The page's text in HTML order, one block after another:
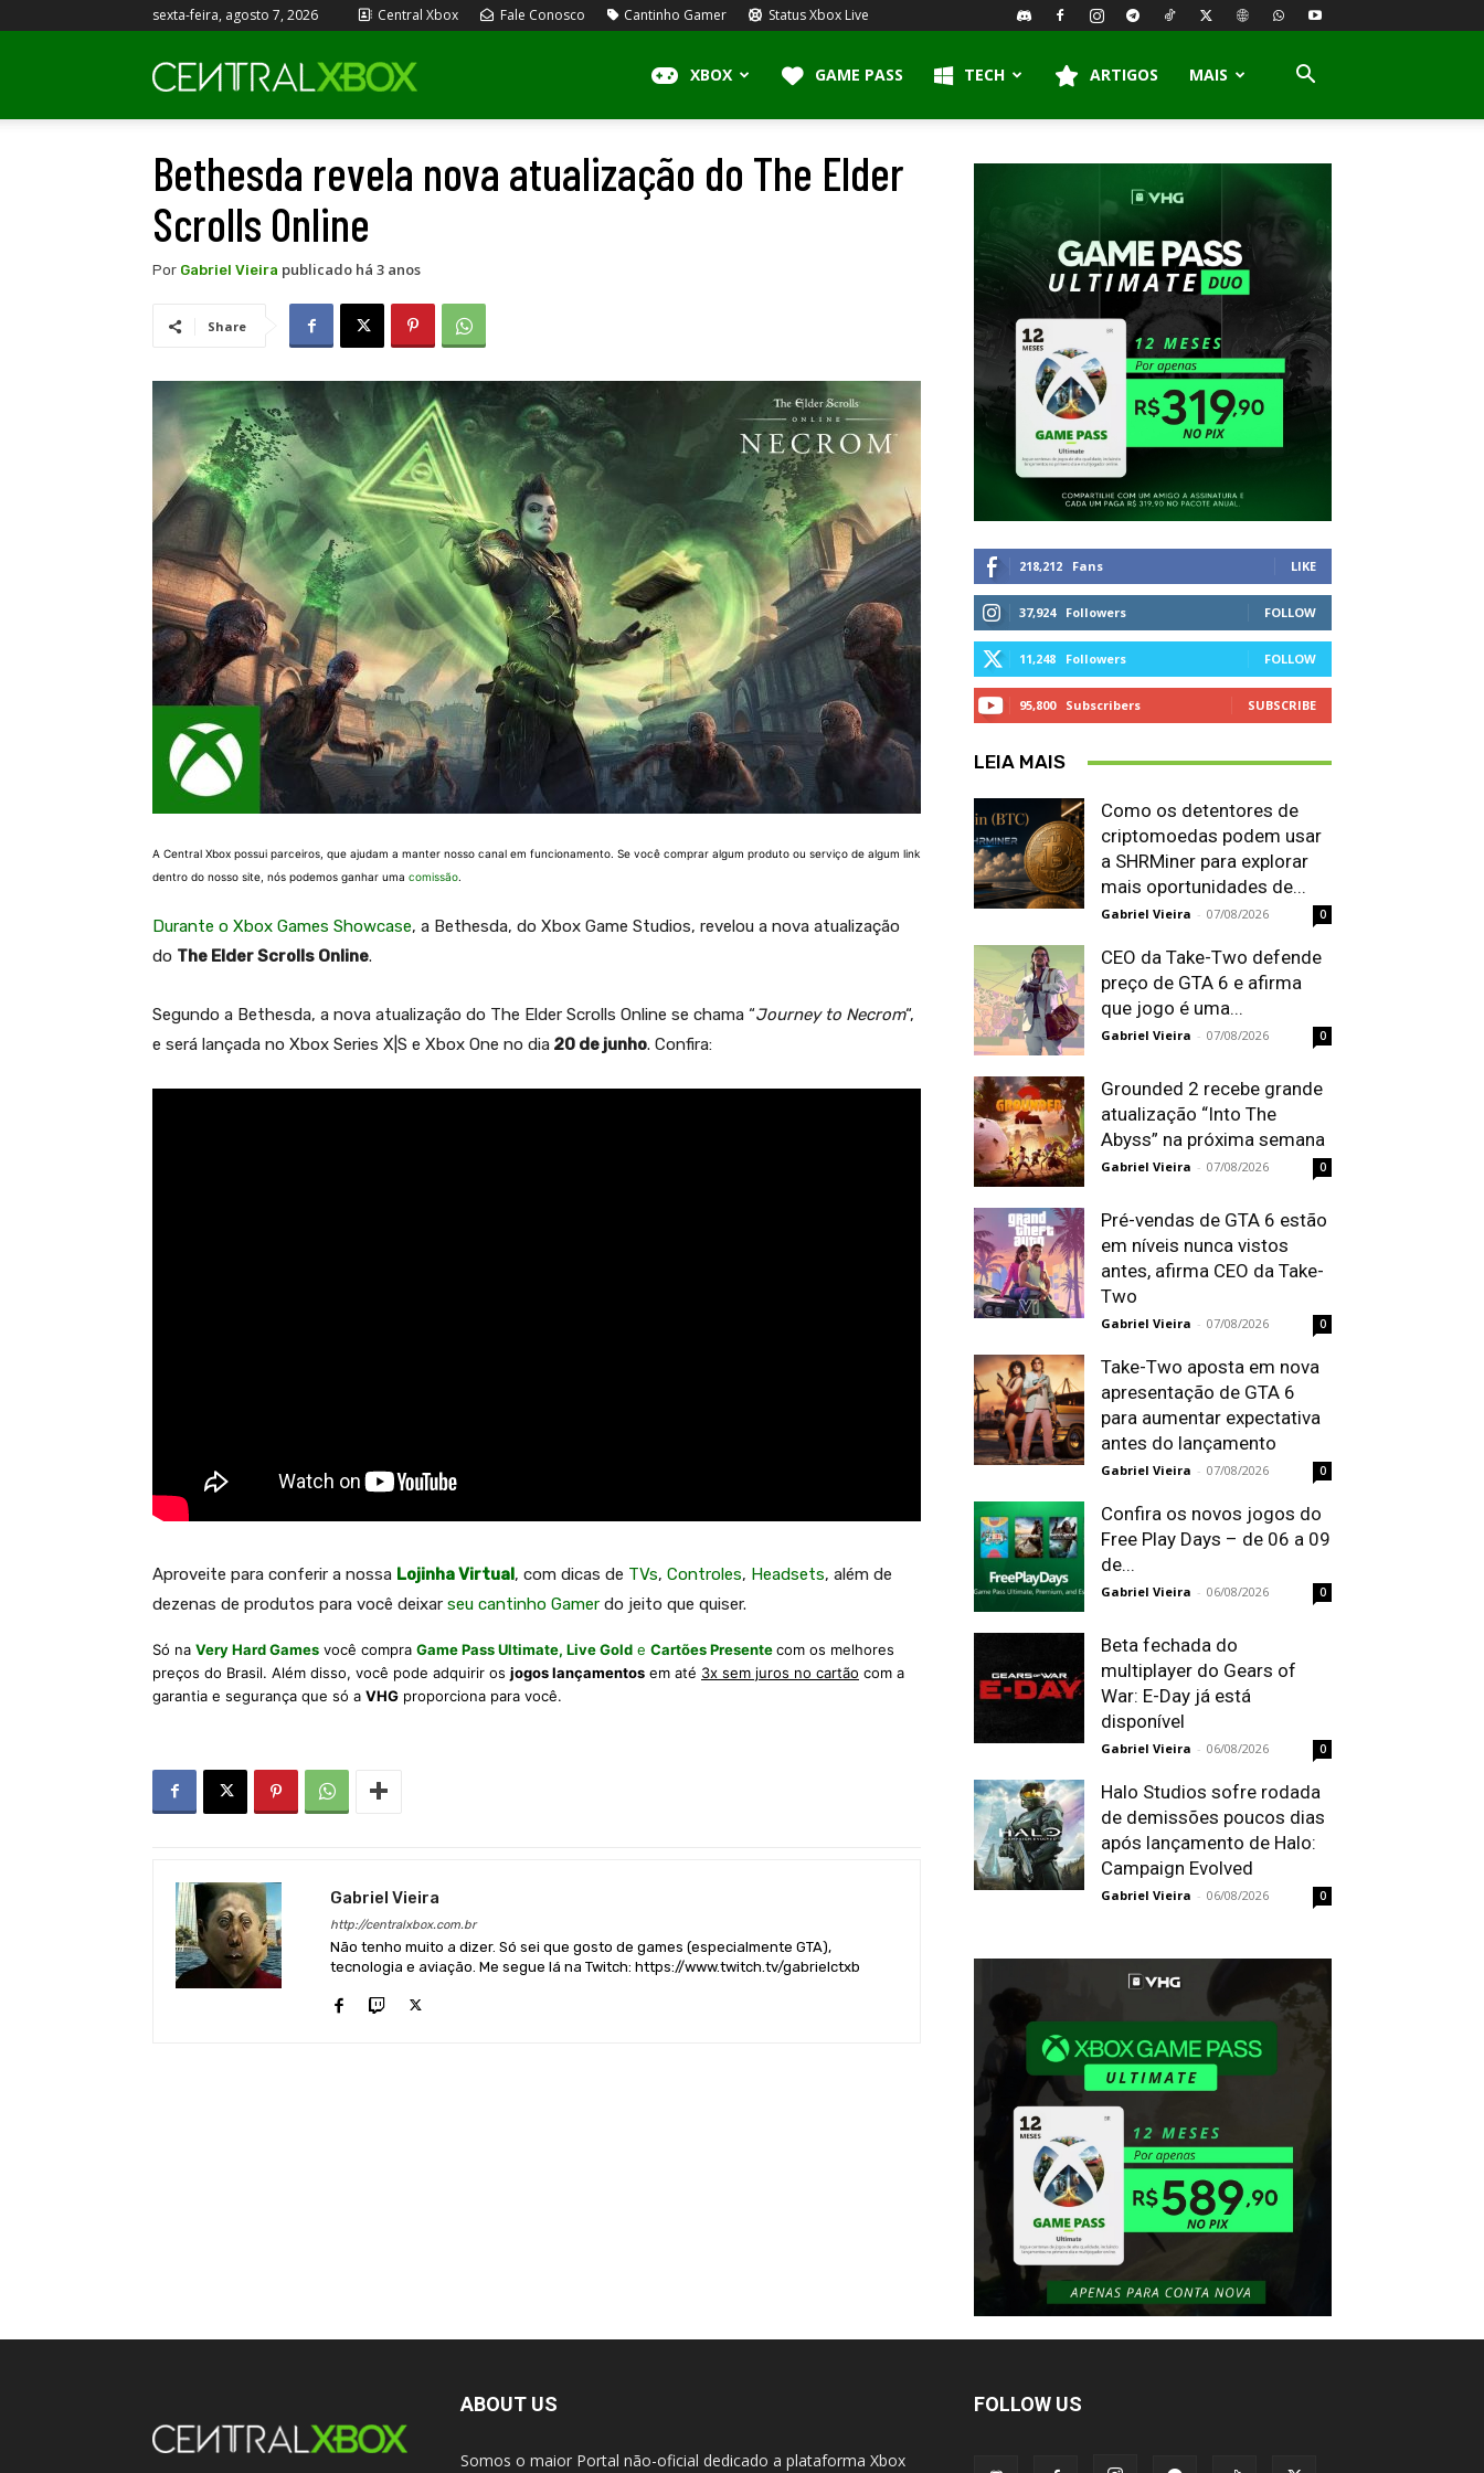
sexta-feira, agosto 7, 2026 Central Xbox Fale Conosco Cantinho Gamer Status Xbox Live
Xbox
XBOX GAME PASS TECH ARTIGOS MAIS
Bethesda revela nova atualização do The Elder
Scrolls Online
Por Gabriel Vieira publicado há 3 anos
Share
A Central Xbox possui parceiros, que ajudam a manter nosso canal em funcionamento. Se você comprar algum produto ou serviço de algum link
dentro do nosso site, nós podemos ganhar uma comissão.
Durante o Xbox Games Showcase, a Bethesda, do Xbox Game Studios, revelou a nova atualização
do The Elder Scrolls Online.
Segundo a Bethesda, a nova atualização do The Elder Scrolls Online se chama “Journey to Necrom“,
e será lançada no Xbox Series X|S e Xbox One no dia 20 de junho. Confira:
Aproveite para conferir a nossa Lojinha Virtual, com dicas de TVs, Controles, Headsets, além de
dezenas de produtos para você deixar seu cantinho Gamer do jeito que quiser.
Só na Very Hard Games você compra Game Pass Ultimate, Live Gold e Cartões Presentecom os melhores
preços do Brasil. Além disso, você pode adquirir os jogos lançamentos em até 3x sem juros no cartão com a
garantia e segurança que só a VHG proporciona para você.
Gabriel Vieira
http://centralxbox.com.br
Não tenho muito a dizer. Só sei que gosto de games (especialmente GTA),
tecnologia e aviação. Me segue lá na Twitch: https://www.twitch.tv/gabrielctxb
218,212 Fans LIKE
37,924 Followers FOLLOW
11,248 Followers FOLLOW
95,800 Subscribers SUBSCRIBE
LEIA MAIS
Como os detentores de
criptomoedas podem usar
a SHRMiner para explorar
mais oportunidades de...
Gabriel Vieira - 07/08/2026 0
CEO da Take-Two defende
preço de GTA 6 e afirma
que jogo é uma...
Gabriel Vieira - 07/08/2026 0
Grounded 2 recebe grande
atualização “Into The
Abyss” na próxima semana
Gabriel Vieira - 07/08/2026 0
Pré-vendas de GTA 6 estão
em níveis nunca vistos
antes, afirma CEO da Take-
Two
Gabriel Vieira - 07/08/2026 0
Take-Two aposta em nova
apresentação de GTA 6
para aumentar expectativa
antes do lançamento
Gabriel Vieira - 07/08/2026 0
Confira os novos jogos do
Free Play Days – de 06 a 09
de...
Gabriel Vieira - 06/08/2026 0
Beta fechada do
multiplayer do Gears of
War: E-Day já está
disponível
Gabriel Vieira - 06/08/2026 0
Halo Studios sofre rodada
de demissões poucos dias
após lançamento de Halo:
Campaign Evolved
Gabriel Vieira - 06/08/2026 0
ABOUT US
Somos o maior Portal não-oficial dedicado a plataforma Xbox
FOLLOW US